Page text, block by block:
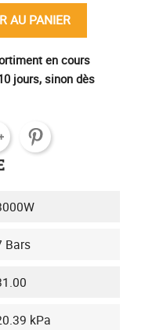
AU PANIER
en cours
jours, sinon dès
Bars
kPa